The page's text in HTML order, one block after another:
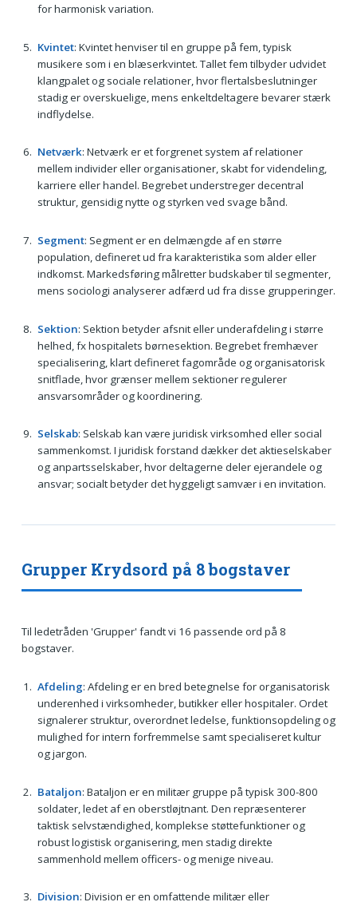
for harmonisk variation.
Kvintet: Kvintet henviser til en gruppe på fem, typisk
musikere som i en blæserkvintet. Tallet fem tilbyder udvidet
klangpalet og sociale relationer, hvor flertalsbeslutninger
stadig er overskuelige, mens enkeltdeltagere bevarer stærk
indflydelse.
Netværk: Netværk er et forgrenet system af relationer
mellem individer eller organisationer, skabt for videndeling,
karriere eller handel. Begrebet understreger decentral
struktur, gensidig nytte og styrken ved svage bånd.
Segment: Segment er en delmængde af en større
population, defineret ud fra karakteristika som alder eller
indkomst. Markedsføring målretter budskaber til segmenter,
mens sociologi analyserer adfærd ud fra disse grupperinger.
Sektion: Sektion betyder afsnit eller underafdeling i større
helhed, fx hospitalets børnesektion. Begrebet fremhæver
specialisering, klart defineret fagområde og organisatorisk
snitflade, hvor grænser mellem sektioner regulerer
ansvarsområder og koordinering.
Selskab: Selskab kan være juridisk virksomhed eller social
sammenkomst. I juridisk forstand dækker det aktieselskaber
og anpartsselskaber, hvor deltagerne deler ejerandele og
ansvar; socialt betyder det hyggeligt samvær i en invitation.
Grupper Krydsord på 8 bogstaver
Til ledetråden 'Grupper' fandt vi 16 passende ord på 8
bogstaver.
Afdeling: Afdeling er en bred betegnelse for organisatorisk
underenhed i virksomheder, butikker eller hospitaler. Ordet
signalerer struktur, overordnet ledelse, funktionsopdeling og
mulighed for intern forfremmelse samt specialiseret kultur
og jargon.
Bataljon: Bataljon er en militær gruppe på typisk 300-800
soldater, ledet af en oberstløjtnant. Den repræsenterer
taktisk selvstændighed, komplekse støttefunktioner og
robust logistisk organisering, men stadig direkte
sammenhold mellem officers- og menige niveau.
Division: Division er en omfattende militær eller